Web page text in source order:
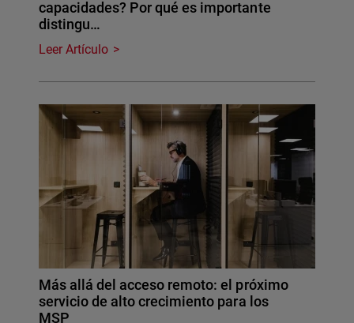
capacidades? Por qué es importante
distingu…
Leer Artículo
Más allá del acceso remoto: el próximo
servicio de alto crecimiento para los
MSP